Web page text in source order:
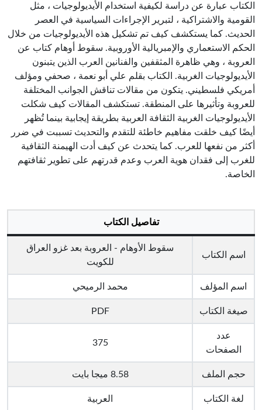
الكتاب عبارة عن دراسة لكيفية استخدام الأيديولوجيات ، مثل
القومية والاشتراكية ، لتبرير الإجراءات السياسية في العصر
الحديث. كما يستكشف كيف تم تشكيل هذه الأيديولوجيات من خلال
الحكم الاستعماري والإمبريالية الأوروبية. سقوط أوهام كتاب عن
العروبة ، وهي ظاهرة المثقفين والفنانين العرب الذين يتبنون
الأيديولوجيات الغربية. الكتاب بقلم علي أبو نعمة ، صحفي ومؤلف
أمريكي فلسطيني. يتكون من مقالات تناقش الجوانب المختلفة
للعروبة وتأثيرها على المنطقة. تستكشف المقالات كيف شكلت
الأيديولوجيات الغربية الثقافة العربية بطريقة إيجابية بينما تُظهر
أيضًا كيف خلقت مفاهيم خاطئة للتقدم والتحديث تسببت في ضرر
أكثر من نفعها للعرب. كما يتحدث عن كيف أدت الهيمنة الثقافية
للغرب إلى فقدان هوية العرب وعدم قدرتهم على تطوير ثقافتهم
الخاصة.
تفاصيل الكتاب
اسم الكتاب
سقوط الأوهام - العروبة بعد غزو العراق
للكويت
اسم المؤلف محمد الرميحي
صيغة الكتاب PDF
عدد
الصفحات
375
حجم الملف 8.58 ميجا بايت
لغة الكتاب العربية